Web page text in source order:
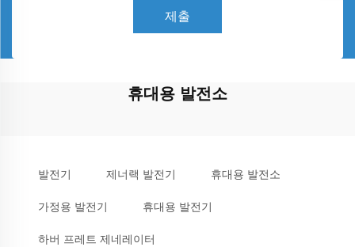
제출
휴대용 발전소
발전기 제너랙 발전기 휴대용 발전소
가정용 발전기 휴대용 발전기
하버 프레트 제네레이터